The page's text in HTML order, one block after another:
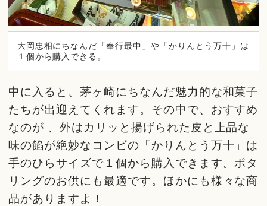
大岡忠相にちなんだ「奉行最中」や「かりんとう万十」は
１個から購入できる。
中に入ると、茅ヶ崎にちなんだ魅力的な和菓子
たちが出迎えてくれます。その中で、おすすめ
なのが 、外はカリッと揚げられた皮と上品な
味の餡が絶妙なコンビの「かりんとう万十」は
手のひらサイズで１個から購入できます。ポタ
リングのお供にも最適です。ほかにも様々な商
品がありますよ！